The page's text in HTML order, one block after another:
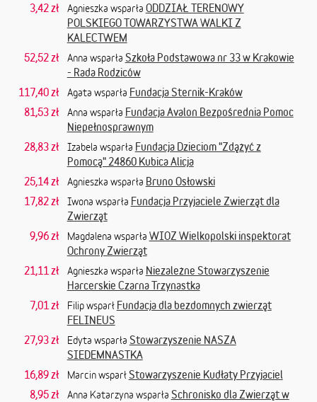
3,42 zł Agnieszka wsparła ODDZIAŁ TERENOWY
POLSKIEGO TOWARZYSTWA WALKI Z
KALECTWEM
52,52 zł
Anna wsparła Szkoła Podstawowa nr 33 w Krakowie
- Rada Rodziców
117,40 zł
Agata wsparła Fundacja Sternik-Kraków
81,53 zł
Anna wsparła Fundacja Avalon Bezpośrednia Pomoc
Niepełnosprawnym
28,83 zł
Izabela wsparła Fundacja Dzieciom "Zdążyć z
Pomocą" 24860 Kubica Alicja
25,14 zł
Agnieszka wsparła Bruno Osłowski
17,82 zł
Iwona wsparła Fundacja Przyjaciele Zwierząt dla
Zwierząt
9,96 zł
Magdalena wsparła WIOZ Wielkopolski inspektorat
Ochrony Zwierząt
21,11 zł
Agnieszka wsparła Niezależne Stowarzyszenie
Harcerskie Czarna Trzynastka
7,01 zł
Filip wsparł Fundacja dla bezdomnych zwierząt
FELINEUS
27,93 zł
Edyta wsparła Stowarzyszenie NASZA
SIEDEMNASTKA
16,89 zł
Marcin wsparł Stowarzyszenie Kudłaty Przyjaciel
8,95 zł
Anna Katarzyna wsparła Schronisko dla Zwierząt w